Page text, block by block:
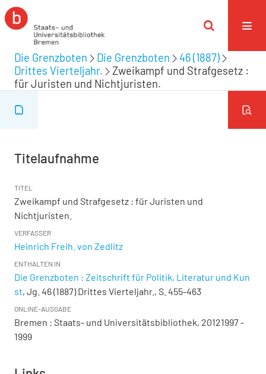
Die Grenzboten Die Grenzboten
46 (1887)
Drittes Vierteljahr.
Zweikampf und Strafgesetz :
für Juristen und Nichtjuristen.
Titelaufnahme
TITEL
Zweikampf und Strafgesetz : für Juristen und
Nichtjuristen.
VERFASSER
Heinrich Freih. von Zedlitz
ENTHALTEN IN
Die Grenzboten : Zeitschrift für Politik, Literatur und Kun
st, Jg. 46 (1887) Drittes Vierteljahr., S. 455-463
ONLINE-AUSGABE
Bremen : Staats- und Universitätsbibliothek, 20121997 -
1999